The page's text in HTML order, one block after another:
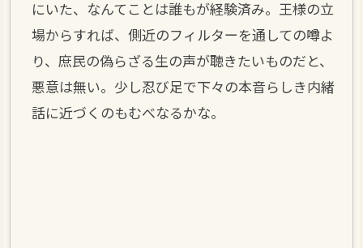
にいた、なんてことは誰もが経験済み。王様の立
場からすれば、側近のフィルターを通しての噂よ
り、庶民の偽らざる生の声が聴きたいものだと、
悪意は無い。少し忍び足で下々の本音らしき内緒
話に近づくのもむべなるかな。